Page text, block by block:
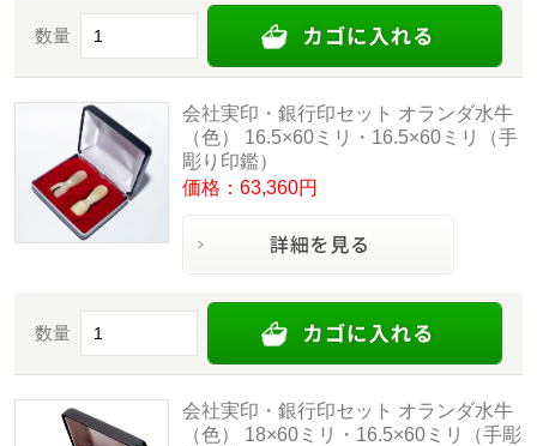
数量
会社実印・銀行印セット オランダ水牛
（色） 16.5×60ミリ・16.5×60ミリ（手
彫り印鑑）
価格：63,360円
数量
会社実印・銀行印セット オランダ水牛
（色） 18×60ミリ・16.5×60ミリ（手彫